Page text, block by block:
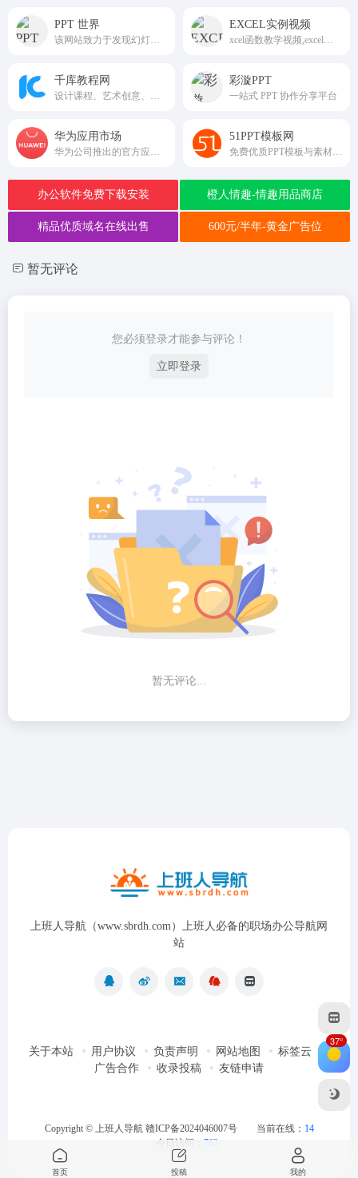
PPT 世界 EXCEL实例视频
千库教程网 彩漩PPT
一站式 PPT 协作分享平台
华为应用市场 51PPT模板网
办公软件免费下载安装 橙人情趣-情趣用品商店
精品优质域名在线出售 600元/半年-黄金广告位
暂无评论
您必须登录才能参与评论！
立即登录
暂无评论...
上班人导航（www.sbrdh.com）上班人必备的职场办公导航网
站
关于本站 用户协议 负责声明 网站地图
标签云
广告合作
收录投稿 友链申请
Copyright © 上班人导航 赣ICP备2024046007号 当前在线： 14
今日访问： 762
37°
首页 投稿 我的